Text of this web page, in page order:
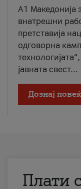
A1 Македонија
внатрешни
претставија
одговорна
јавната свест...
Дознај
Плати